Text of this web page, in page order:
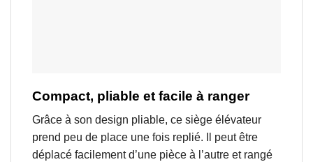
Compact, pliable et facile à ranger
Grâce à son design pliable, ce siège élévateur
prend peu de place une fois replié. Il peut être
déplacé facilement d’une pièce à l’autre et rangé